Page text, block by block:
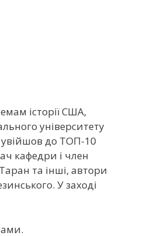
історії США,
університету
увійшов до ТОП-10
кафедри і член
та інші, автори
У заході